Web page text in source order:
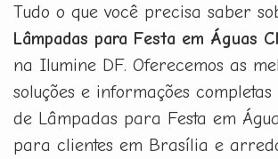
Tudo o que você precisa saber
Lâmpadas para Festa em Águas
na Ilumine DF. Oferecemos as
soluções e informações
de Lâmpadas para Festa em
para clientes em Brasília e